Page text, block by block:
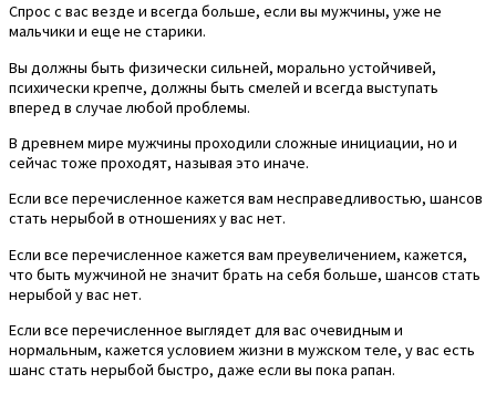
Спрос с вас везде и всегда больше, если вы мужчины, уже не
мальчики и еще не старики.
Вы должны быть физически сильней, морально устойчивей,
психически крепче, должны быть смелей и всегда выступать
вперед в случае любой проблемы.
В древнем мире мужчины проходили сложные инициации, но и
сейчас тоже проходят, называя это иначе.
Если все перечисленное кажется вам несправедливостью, шансов
стать нерыбой в отношениях у вас нет.
Если все перечисленное кажется вам преувеличением, кажется,
что быть мужчиной не значит брать на себя больше, шансов стать
нерыбой у вас нет.
Если все перечисленное выглядет для вас очевидным и
нормальным, кажется условием жизни в мужском теле, у вас есть
шанс стать нерыбой быстро, даже если вы пока рапан.